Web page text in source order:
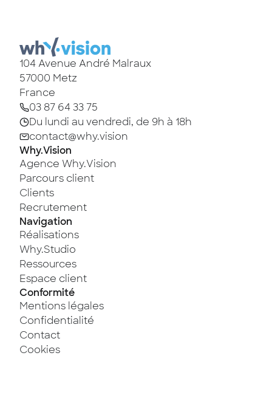
104 Avenue André Malraux
57000 Metz
France
03 87 64 33 75
Du lundi au vendredi, de 9h à 18h
contact@why.vision
Why.Vision
Agence Why.Vision
Parcours client
Clients
Recrutement
Navigation
Réalisations
Why.Studio
Ressources
Espace client
Conformité
Mentions légales
Confidentialité
Contact
Cookies